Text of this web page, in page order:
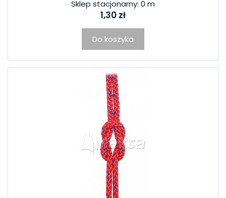
Sklep stacjonarny: 0 m
1,30 zł
Do koszyka